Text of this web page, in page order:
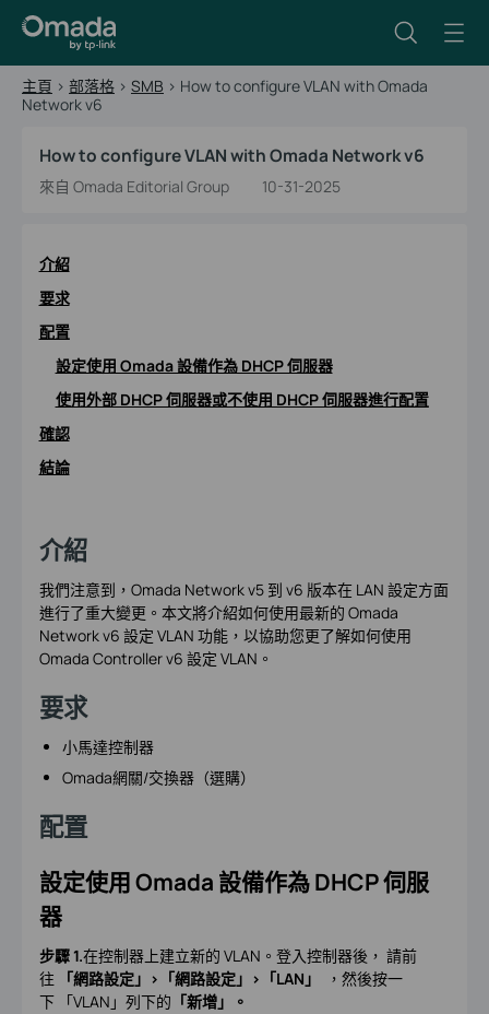
主頁 > 部落格 > SMB > How to configure VLAN with Omada
Network v6
How to configure VLAN with Omada Network v6
來自 Omada Editorial Group 10-31-2025
介紹
要求
配置
設定使用 Omada 設備作為 DHCP 伺服器
使用外部 DHCP 伺服器或不使用 DHCP 伺服器進行配置
確認
結論
介紹
我們注意到，Omada Network v5 到 v6 版本在 LAN 設定方面
進行了重大變更。本文將介紹如何使用最新的 Omada
Network v6 設定 VLAN 功能，以協助您更了解如何使用
Omada Controller v6 設定 VLAN。
要求
小馬達控制器
Omada網關/交換器（選購）
配置
設定使用 Omada 設備作為 DHCP 伺服
器
步驟 1.在控制器上建立新的 VLAN。登入控制器後， 請前
往
「網路設定」>「網路設定」>「LAN」
，然後按一
下 「VLAN」列下的 「新增」。